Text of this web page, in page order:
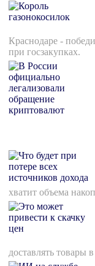
Краснодаре -
при госзакупках.
хватит объема
доставлять товары